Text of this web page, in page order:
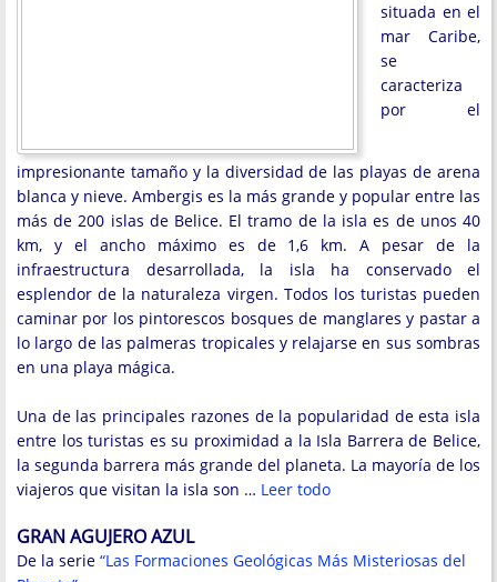
situada en el
mar Caribe,
se
caracteriza
por el
impresionante tamaño y la diversidad de las playas de arena
blanca y nieve. Ambergis es la más grande y popular entre las
más de 200 islas de Belice. El tramo de la isla es de unos 40
km, y el ancho máximo es de 1,6 km. A pesar de la
infraestructura desarrollada, la isla ha conservado el
esplendor de la naturaleza virgen. Todos los turistas pueden
caminar por los pintorescos bosques de manglares y pastar a
lo largo de las palmeras tropicales y relajarse en sus sombras
en una playa mágica.
Una de las principales razones de la popularidad de esta isla
entre los turistas es su proximidad a la Isla Barrera de Belice,
la segunda barrera más grande del planeta. La mayoría de los
viajeros que visitan la isla son … Leer todo
GRAN AGUJERO AZUL
De la serie “Las Formaciones Geológicas Más Misteriosas del